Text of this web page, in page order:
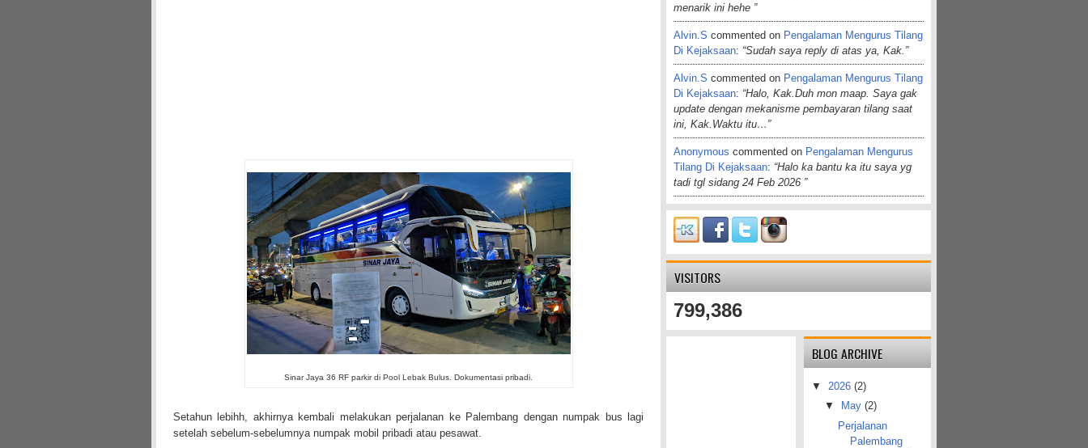
Sinar Jaya 36 RF parkir di Pool Lebak Bulus. Dokumentasi pribadi.
Setahun lebihh, akhirnya kembali melakukan perjalanan ke Palembang dengan numpak bus lagi
setelah sebelum-sebelumnya numpak mobil pribadi atau pesawat.
menarik ini hehe ”
Alvin.s commented on Pengalaman Mengurus Tilang
Di Kejaksaan: “Sudah saya reply di atas ya, Kak.”
Alvin.s commented on Pengalaman Mengurus Tilang
Di Kejaksaan: “Halo, Kak.Duh mon maap. Saya gak
update dengan mekanisme pembayaran tilang saat
ini, Kak.Waktu itu…”
Anonymous commented on Pengalaman Mengurus
Tilang Di Kejaksaan: “Halo ka bantu ka itu saya yg
tadi tgl sidang 24 Feb 2026 ”
VISITORS
799,386
BLOG ARCHIVE
▼2026(2)
▼
May (2)
Perjalanan
Palembang